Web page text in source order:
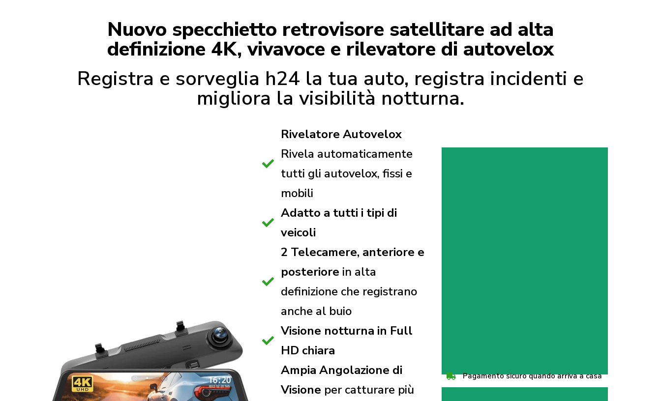
Nuovo specchietto retrovisore satellitare ad alta
definizione 4K, vivavoce e rilevatore di autovelox
Registra e sorveglia h24 la tua auto, registra incidenti e
migliora la visibilità notturna.
Rivelatore Autovelox
Rivela automaticamente
tutti gli autovelox, fissi e
mobili
Adatto a tutti i tipi di
veicoli
2 Telecamere, anteriore e
posteriore in alta
definizione che registrano
anche al buio
Visione notturna in Full
HD chiara
Ampia Angolazione di
Visione per catturare più
Pagamento sicuro quando arriva a casa